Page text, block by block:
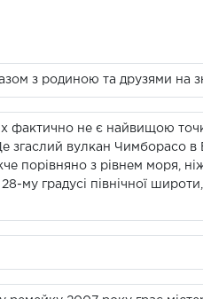
з родиною та друзями на
фактично не є найвищою
згаслий вулкан Чимборасо
порівняно з рівнем моря,
му градусі північної